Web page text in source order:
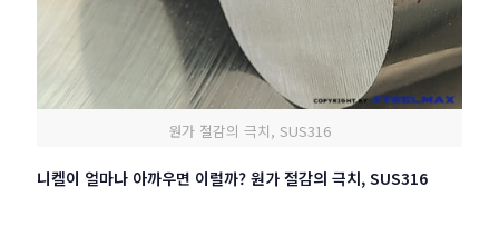
원가 절감의 극치, SUS316
니켈이 얼마나 아까우면 이럴까? 원가 절감의 극치, SUS316